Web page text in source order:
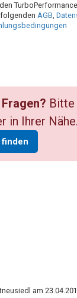
AGB,
Bitte
in Ihrer Nähe.
finden
am